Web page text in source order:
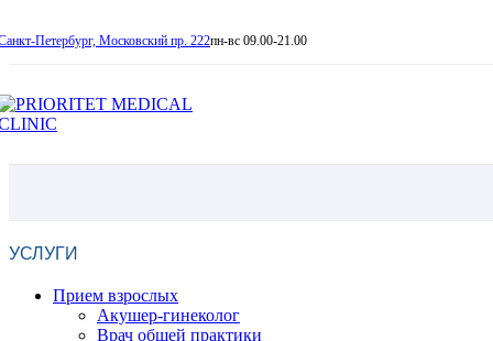
Петербург, Московский пр. 222пн-вс 09.00-21.00
УСЛУГИ
Прием взрослых
Акушер-гинеколог
Врач общей практики